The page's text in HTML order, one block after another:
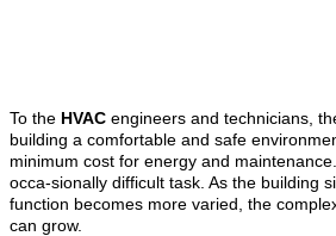
To the HVAC engineers and technicians,
building a comfortable and safe
minimum cost for energy and
occa-sionally difficult task. As the building
function becomes more varied, the
can grow.